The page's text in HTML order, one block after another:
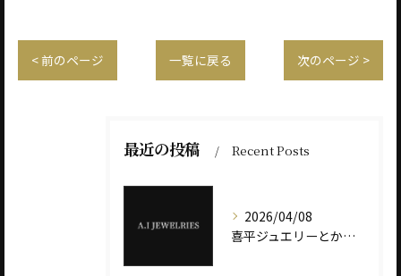
< 前のページ 一覧に戻る 次のページ >
最近の投稿 Recent Posts
2026/04/08
喜平ジュエリーとかけまして、税金とときます。 その心は――“重さ”が価値を決めます。